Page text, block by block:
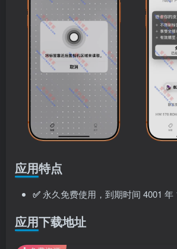
应用特点
✅ 永久免费使用，到期时间 4001 年
应用下载地址